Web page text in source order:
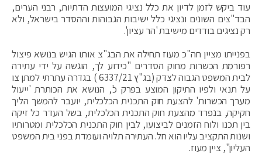
עוד ביקש לזמן לדיון את כלל נציגי המועצות הדתיות, רבני הערים,
הבד"צים השונים ונציגי כלל ישיבות הגבוהות וההסדר בישראל, ולא
רק נציגים בודדים מישיבת 'הר עציון'.
בפנייתו מציין חה"כ מעוז תחילה את הבג"צ אותו הגיש בנושא פיצול
רפורמת הכשרות מחוק הסדרים "כידוע לך, הוגשה על ידי עתירה
לבית המשפט הגבוה לצדק (בג"ץ 6337/21 ) בגדרה עתרתי למתן צו
על תנאי ולפיו התיקון המוצע בפרק כ', הנושא את הכותרת 'ייעול
מערך הכשרות' להצעת חוק התכנית הכלכלית, יועבר להמשך הליך
חקיקה, בנפרד מהצעת חוק התכנית הכלכלית, בשל העדר כל זיקה
בין תכנו ולוח הזמנים לביצועו, לבין חוק התכנית הכלכלית ומטרותיו
ושנות התקציב עליו הוא חל. העתירה תלויה ועומדת בפני בית המשפט
העליון", ציין מעוז.